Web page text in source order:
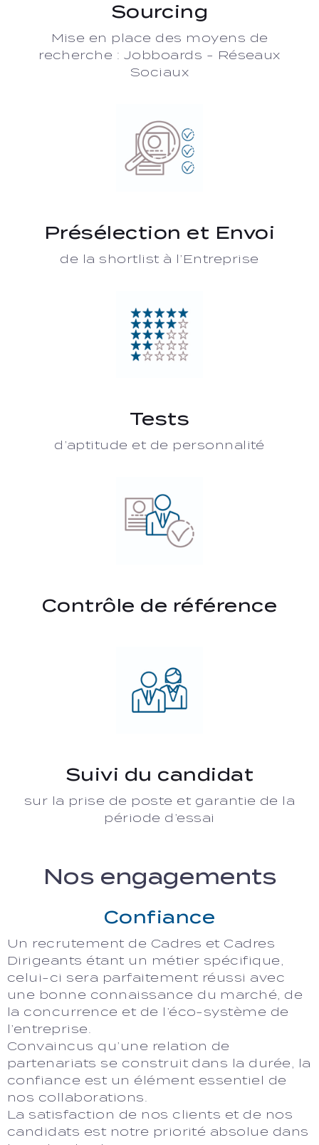
Sourcing
Mise en place des moyens de
recherche : Jobboards - Réseaux
Sociaux
Présélection et Envoi
de la shortlist à l’Entreprise
Tests
d’aptitude et de personnalité
Contrôle de référence
Suivi du candidat
sur la prise de poste et garantie de la
période d’essai
Nos engagements
Confiance
Un recrutement de Cadres et Cadres
Dirigeants étant un métier spécifique,
celui-ci sera parfaitement réussi avec
une bonne connaissance du marché, de
la concurrence et de l’éco-système de
l’entreprise.
Convaincus qu’une relation de
partenariats se construit dans la durée, la
confiance est un élément essentiel de
nos collaborations.
La satisfaction de nos clients et de nos
candidats est notre priorité absolue dans